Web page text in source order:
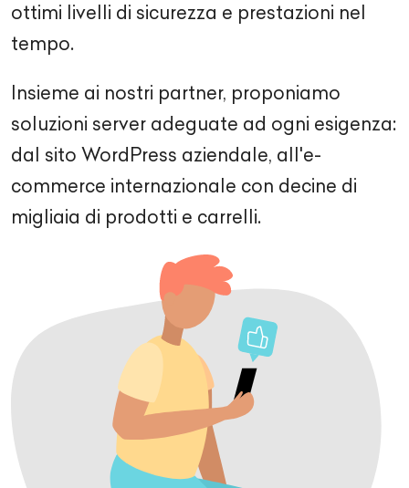
ottimi livelli di sicurezza e prestazioni nel
tempo.
Insieme ai nostri partner, proponiamo
soluzioni server adeguate ad ogni esigenza:
dal sito WordPress aziendale, all'e-
commerce internazionale con decine di
migliaia di prodotti e carrelli.